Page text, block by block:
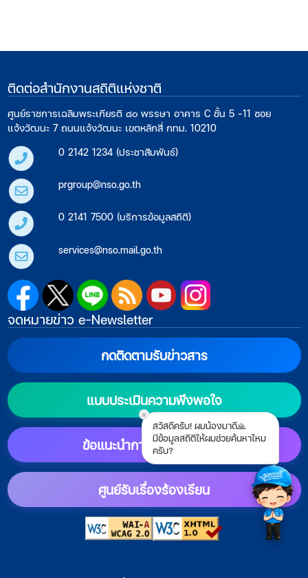
x
สวัสดีครับ! ผมน้องมาดี🙏
มีข้อมูลสถิติให้ผมช่วยค้นหาไหม
ครับ?
ติดต่อสำนักงานสถิติแห่งชาติ
ศูนย์ราชการเฉลิมพระเกียรติ ๘๐ พรรษา อาคาร C ชั้น 5 -11 ซอย
แจ้งวัฒนะ 7 ถนนแจ้งวัฒนะ เขตหลักสี่ กทม. 10210
0 2142 1234 (ประชาสัมพันธ์)
prgroup@nso.go.th
0 2141 7500 (บริการข้อมูลสถิติ)
services@nso.mail.go.th
จดหมายข่าว e-Newsletter
กดติดตามรับข่าวสาร
แบบประเมินความพึงพอใจ
ข้อแนะนำการตั้งค่าแสดงผล
ศูนย์รับเรื่องร้องเรียน